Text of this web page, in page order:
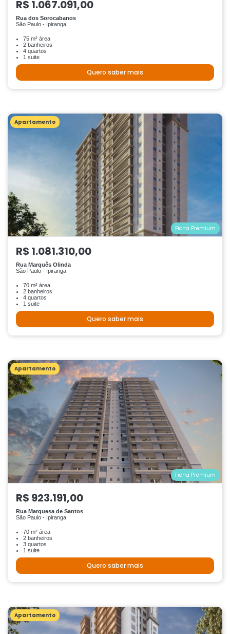
R$ 1.067.091,00
Rua dos Sorocabanos
São Paulo - Ipiranga
75 m² área
2 banheiros
4 quartos
1 suite
Quero saber mais
Apartamento
Ficha Premium
R$ 1.081.310,00
Rua Marquês Olinda
São Paulo - Ipiranga
70 m² área
2 banheiros
4 quartos
1 suite
Quero saber mais
Apartamento
Ficha Premium
R$ 923.191,00
Rua Marquesa de Santos
São Paulo - Ipiranga
70 m² área
2 banheiros
3 quartos
1 suite
Quero saber mais
Apartamento